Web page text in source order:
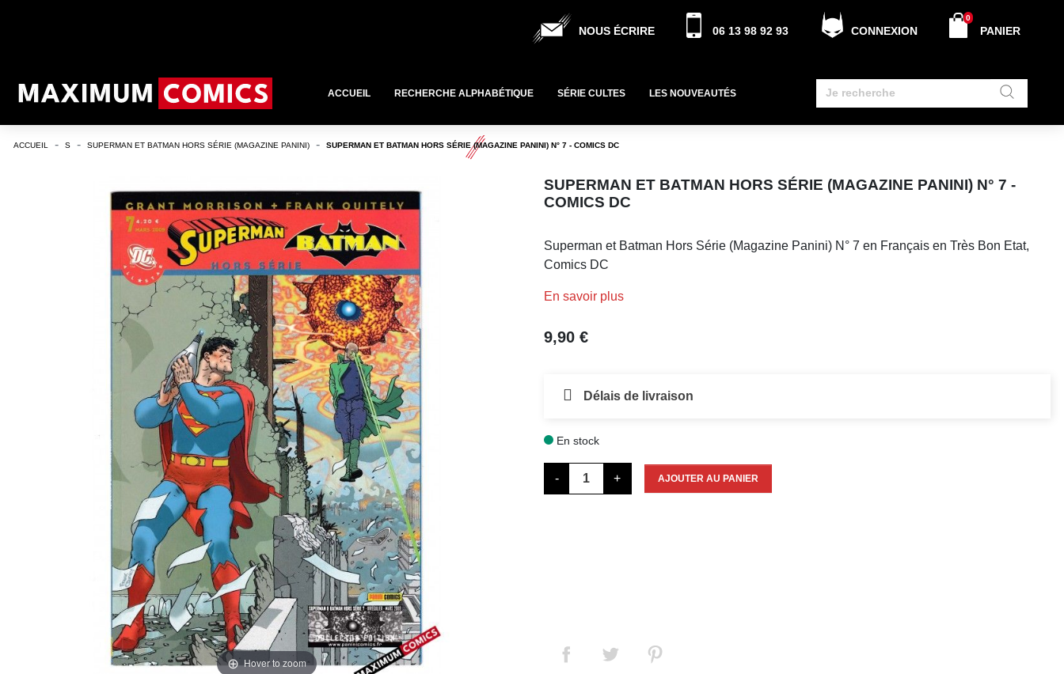
NOUS ÉCRIRE 06 13 98 92 93 CONNEXION PANIER
0
ACCUEIL RECHERCHE ALPHABÉTIQUE SÉRIE CULTES LES NOUVEAUTÉS
ACCUEIL S SUPERMAN ET BATMAN HORS SÉRIE (MAGAZINE PANINI) SUPERMAN ET BATMAN HORS SÉRIE (MAGAZINE PANINI) N° 7 - COMICS DC
Hover to zoom
SUPERMAN ET BATMAN HORS SÉRIE (MAGAZINE PANINI) N° 7 -
COMICS DC
Superman et Batman Hors Série (Magazine Panini) N° 7 en Français en Très Bon Etat,
Comics DC
En savoir plus
9,90 €
Délais de livraison
En stock
- + AJOUTER AU PANIER